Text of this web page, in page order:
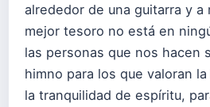
alrededor de una guitarra y a
mejor tesoro no está en
las personas que nos hacen
himno para los que valoran
la tranquilidad de espíritu,